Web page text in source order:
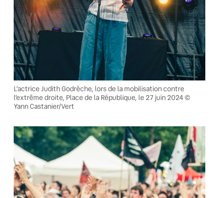
L’actrice Judith Godrèche, lors de la mobilisation contre
l’extrême droite, Place de la République, le 27 juin 2024 ©
Yann Castanier/Vert